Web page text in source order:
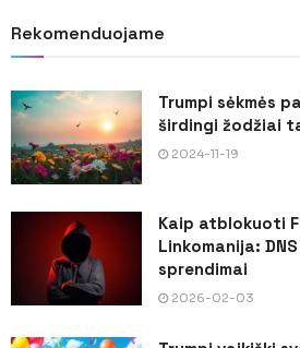
Rekomenduojame
Trumpi sėkmės
širdingi žodžiai
2024-11-19
Kaip atblokuoti
Linkomanija:
sprendimai
2026-02-03